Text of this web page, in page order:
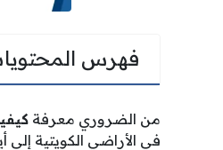
فهرس
من الضروري معرفة
في الأراضي الكويتية